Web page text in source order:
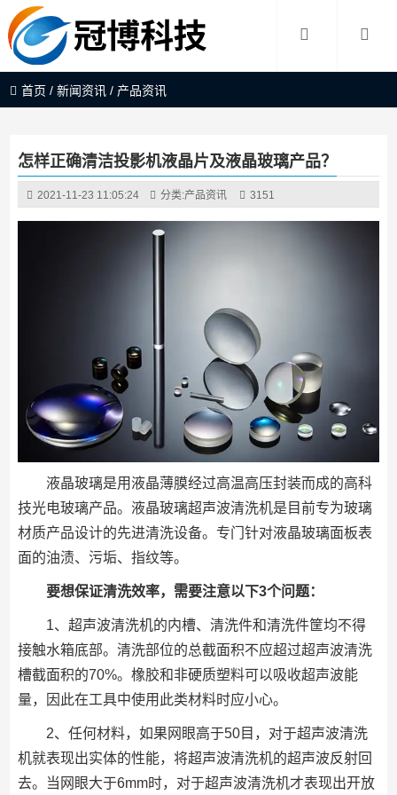
首页 /新闻资讯 / 产品资讯
怎样正确清洁投影机液晶片及液晶玻璃产品？
2021-11-23 11:05:24 分类:产品资讯 3151
液晶玻璃是用液晶薄膜经过高温高压封装而成的高科
技光电玻璃产品。液晶玻璃超声波清洗机是目前专为玻璃
材质产品设计的先进清洗设备。专门针对液晶玻璃面板表
面的油渍、污垢、指纹等。
要想保证清洗效率，需要注意以下3个问题：
1、超声波清洗机的内槽、清洗件和清洗件筐均不得
接触水箱底部。清洗部位的总截面积不应超过超声波清洗
槽截面积的70%。橡胶和非硬质塑料可以吸收超声波能
量，因此在工具中使用此类材料时应小心。
2、任何材料，如果网眼高于50目，对于超声波清洗
机就表现出实体的性能，将超声波清洗机的超声波反射回
去。当网眼大于6mm时，对于超声波清洗机才表现出开放